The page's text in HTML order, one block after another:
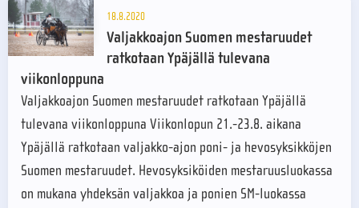
18.8.2020
Valjakkoajon Suomen mestaruudet
ratkotaan Ypäjällä tulevana
viikonloppuna
Valjakkoajon Suomen mestaruudet ratkotaan Ypäjällä
tulevana viikonloppuna Viikonlopun 21.-23.8. aikana
Ypäjällä ratkotaan valjakko-ajon poni- ja hevosyksikköjen
Suomen mestaruudet. Hevosyksiköiden mestaruusluokassa
on mukana yhdeksän valjakkoa ja ponien SM-luokassa